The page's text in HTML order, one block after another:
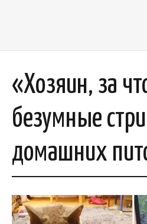
«Хозяин, за
безумные
домашних